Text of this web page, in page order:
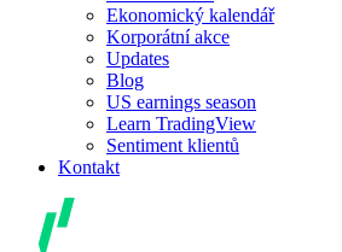
Ekonomický kalendář
Korporátní akce
Updates
Blog
US earnings season
Learn TradingView
Sentiment klientů
Kontakt